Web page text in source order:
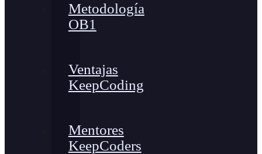
Metodología
OB1
Ventajas
KeepCoding
Mentores
KeepCoders